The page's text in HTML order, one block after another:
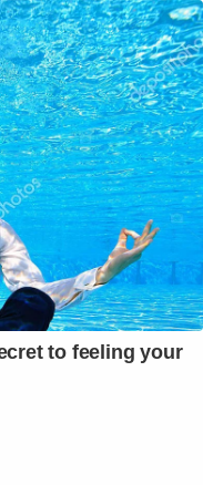
to feeling your